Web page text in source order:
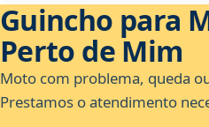
Guincho para
Perto de Mim
Moto com problema, queda
Prestamos o atendimento